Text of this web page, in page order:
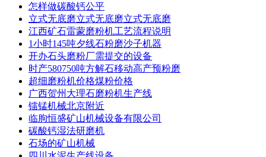
怎样做碳酸钙公平
立式无底磨立式无底磨立式无底磨
江西矿石雷蒙磨粉机工艺流程说明
1小时145吨夕线石粉磨沙子机器
开办石头磨粉厂需提交的设备
时产580750吨方解石移动高产预粉磨
超细磨粉机价格煤粉价格
广西贺州大理石磨粉机生产线
镭锰机械北京附近
临朐恒盛矿山机械设备有限公司
碳酸钙湿法研磨机
石场的矿山机械